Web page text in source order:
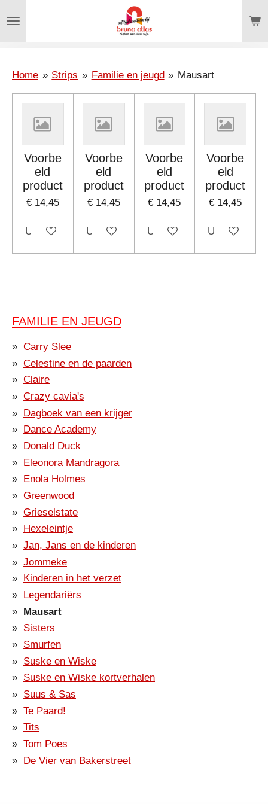
direct
hoofdinhoud
Home » Strips » Familie en jeugd » Mausart
Voorbe
eld
product
€ 14,45
Uitgeschakeld
Voorbe
eld
product
€ 14,45
Uitgeschakeld
Voorbe
eld
product
€ 14,45
Uitgeschakeld
Voorbe
eld
product
€ 14,45
FAMILIE EN JEUGD
Carry Slee
Celestine en de paarden
Claire
Crazy cavia's
Dagboek van een krijger
Dance Academy
Donald Duck
Eleonora Mandragora
Enola Holmes
Greenwood
Grieselstate
Hexeleintje
Jan, Jans en de kinderen
Jommeke
Kinderen in het verzet
Legendariërs
Mausart
Sisters
Smurfen
Suske en Wiske
Suske en Wiske kortverhalen
Suus & Sas
Te Paard!
Tits
Tom Poes
De Vier van Bakerstreet